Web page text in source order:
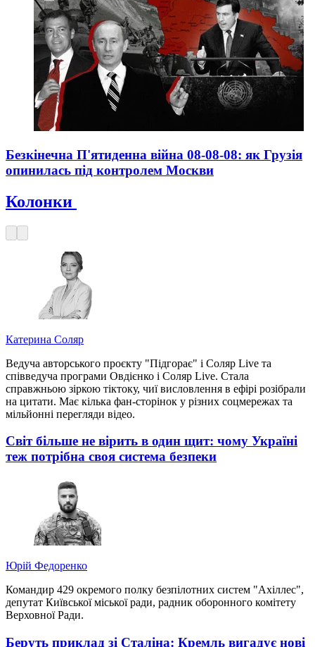
Безкінечна П'ятиденна війна 08-08-08: як Грузія
опинилась під контролем Москви
Колонки
Катерина Соляр
Ведуча авторського проєкту "Підгорає" і Соляр Live та
співведуча програми Овдієнко і Соляр Live. Стала
справжньою зіркою тіктоку, чиї висловлення в ефірі розібрали
на цитати. Має кілька фан-сторінок у різних соцмережах та
мільйонні перегляди відео.
Світ більше не вірить в один щит: чому Україні
теж потрібна своя система безпеки
Юрій Федоренко
Командир 429 окремого полку безпілотних систем "Ахіллес",
депутат Київської міської ради, радник оборонного комітету
Верховної Ради.
Беруть приклад зі Сталіна: Кремль вигадує нові